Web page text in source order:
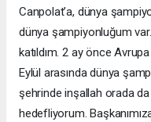
Canpolat’a, dünya
dünya şampiyonluğum
katıldım. 2 ay önce
Eylül arasında dünya
şehrinde inşallah orada
hedefliyorum.